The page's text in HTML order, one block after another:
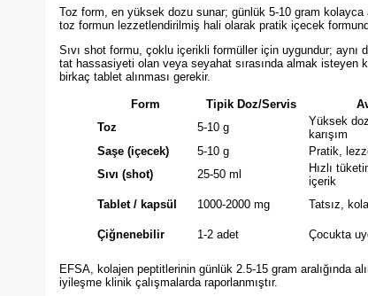
Toz form, en yüksek dozu sunar; günlük 5-10 gram kolayca
toz formun lezzetlendirilmiş hali olarak pratik içecek
Sıvı shot formu, çoklu içerikli formüller için uygundur;
tat hassasiyeti olan veya seyahat sırasında almak isteyen
birkaç tablet alınması gerekir.
Form Tipik Doz/Servis
Toz
5-10 g
Yüksek
karışım
Saşe (içecek)
5-10 g Pratik,
Sıvı (shot)
25-50 ml
Hızlı
içerik
Tablet / kapsül 1000-2000 mg Tatsız,
Çiğnenebilir
1-2 adet Çocukta
EFSA, kolajen peptitlerinin günlük 2.5-15 gram aralığında
iyileşme klinik çalışmalarda raporlanmıştır.